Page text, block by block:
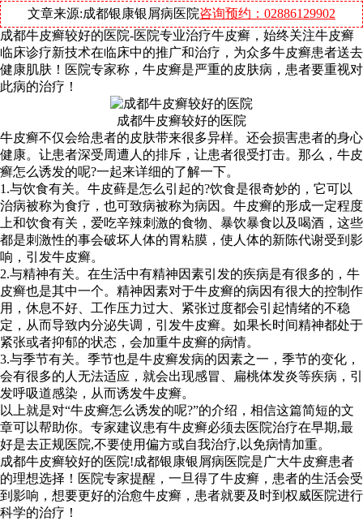
文章来源:成都银康银屑病医院咨询预约：02886129902
成都牛皮癣较好的医院-医院专业治疗牛皮癣，始终关注牛皮癣
临床诊疗新技术在临床中的推广和治疗，为众多牛皮癣患者送去
健康肌肤！医院专家称，牛皮癣是严重的皮肤病，患者要重视对
此病的治疗！
成都牛皮癣较好的医院
牛皮癣不仅会给患者的皮肤带来很多异样。还会损害患者的身心
健康。让患者深受周遭人的排斥，让患者很受打击。那么，牛皮
癣怎么诱发的呢?一起来详细的了解一下。
1.与饮食有关。牛皮藓是怎么引起的?饮食是很奇妙的，它可以
治病被称为食疗，也可致病被称为病因。牛皮癣的形成一定程度
上和饮食有关，爱吃辛辣刺激的食物、暴饮暴食以及喝酒，这些
都是刺激性的事会破坏人体的胃粘膜，使人体的新陈代谢受到影
响，引发牛皮癣。
2.与精神有关。在生活中有精神因素引发的疾病是有很多的，牛
皮癣也是其中一个。精神因素对于牛皮癣的病因有很大的控制作
用，休息不好、工作压力过大、紧张过度都会引起情绪的不稳
定，从而导致内分泌失调，引发牛皮癣。如果长时间精神都处于
紧张或者抑郁的状态，会加重牛皮癣的病情。
3.与季节有关。季节也是牛皮癣发病的因素之一，季节的变化，
会有很多的人无法适应，就会出现感冒、扁桃体发炎等疾病，引
发呼吸道感染，从而诱发牛皮癣。
以上就是对“牛皮癣怎么诱发的呢?”的介绍，相信这篇简短的文
章可以帮助你。专家建议患有牛皮癣必须去医院治疗在早期,最
好是去正规医院,不要使用偏方或自我治疗,以免病情加重。
成都牛皮癣较好的医院!成都银康银屑病医院是广大牛皮癣患者
的理想选择！医院专家提醒，一旦得了牛皮癣，患者的生活会受
到影响，想要更好的治愈牛皮癣，患者就要及时到权威医院进行
科学的治疗！